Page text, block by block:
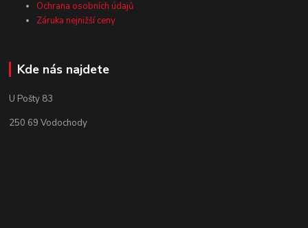
Ochrana osobních údajů
Záruka nejnižší ceny
Kde nás najdete
U Pošty 83
250 69 Vodochody